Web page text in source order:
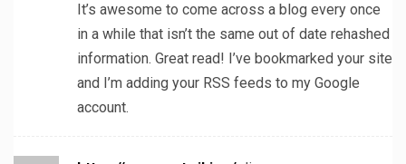
It’s awesome to come across a blog every once
in a while that isn’t the same out of date rehashed
information. Great read! I’ve bookmarked your site
and I’m adding your RSS feeds to my Google
account.